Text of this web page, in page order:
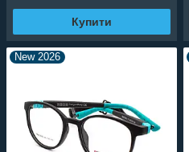
Купити
New 2026